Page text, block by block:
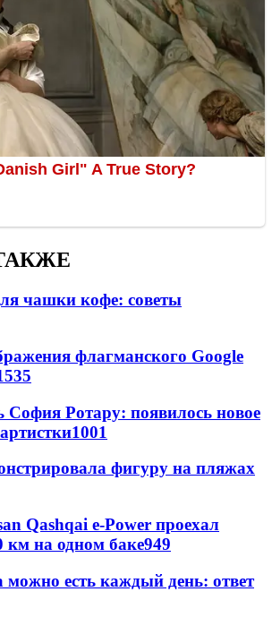
чашки кофе: советы
флагманского Google
София Ротару: появилось новое
1001
фигуру на пляжах
Qashqai e-Power проехал
км на одном баке949
можно есть каждый день: ответ